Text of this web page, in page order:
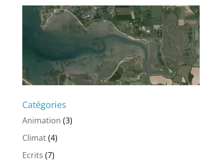
Catégories
Animation (3)
Climat(4)
Ecrits (7)